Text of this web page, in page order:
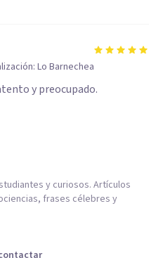
Lo Barnechea
y preocupado.
y curiosos. Artículos
frases célebres y